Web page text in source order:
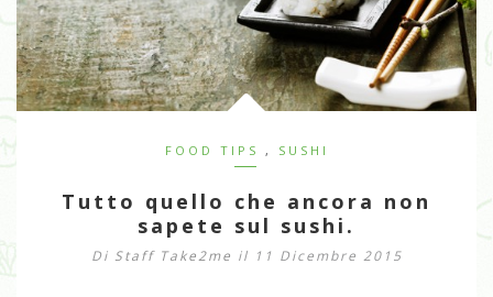
FOOD TIPS , SUSHI
Tutto quello che ancora non
sapete sul sushi.
Di Staff Take2me il 11 Dicembre 2015